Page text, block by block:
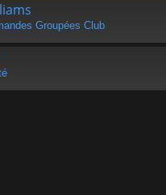
Groupées Club